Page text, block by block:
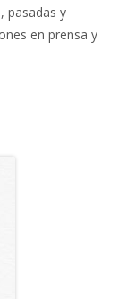
pasadas y
en prensa y